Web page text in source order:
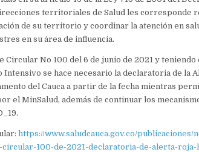
DEL
CAUCA
territoriales de Salud les corresponde
de su territorio y coordinar la atención en
en su área de influencia.
Circular No 100 del 6 de junio de 2021 y teniendo
Intensivo se hace necesario la declaratoria de la
del Cauca a partir de la fecha mientras
el MinSalud, además de continuar los
https://www.saludcauca.gov.co/
100-de-2021-declaratoria-de-alerta-